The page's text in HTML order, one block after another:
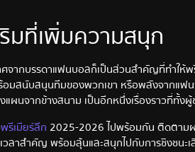
มที่เพิ่มความสนุก
ศจากบรรดาแฟนบอลก็เป็นส่วนสำคัญที่ทำใ
มสนับสนุนทีมของพวกเขา หรือพลังจากแฟน
งแผนจากข้างสนาม เป็นอีกหนึ่งเรื่องราวที่ทั้
พรีเมียร์ลีก 2025-2026 ไปพร้อมกัน ติดตามผ
าสำคัญ พร้อมลุ้นและสนุกไปกับการชิงชนะเ